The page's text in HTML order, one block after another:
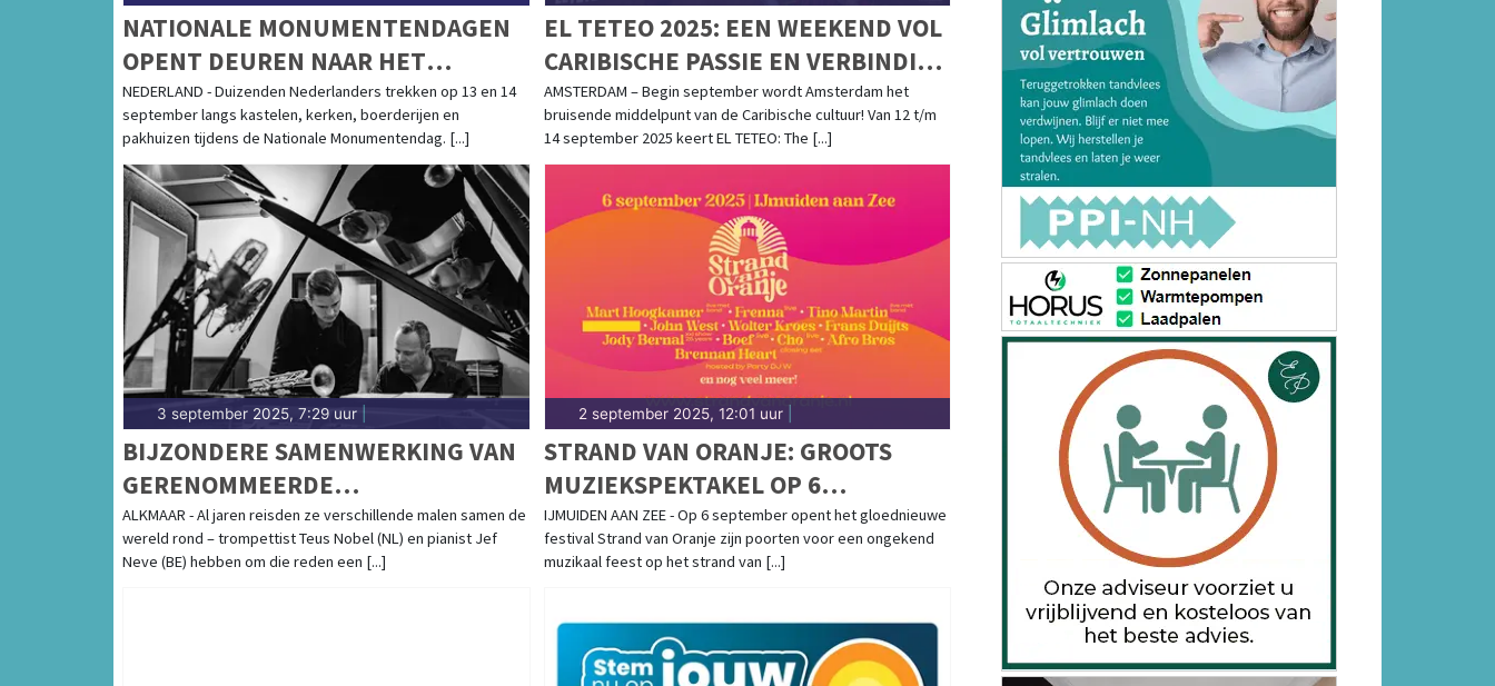
NATIONALE MONUMENTENDAGEN
OPENT DEUREN NAAR HET
VERLEDEN
NEDERLAND - Duizenden Nederlanders trekken op 13 en 14
september langs kastelen, kerken, boerderijen en
pakhuizen tijdens de Nationale Monumentendag. [...]
EL TETEO 2025: EEN WEEKEND VOL
CARIBISCHE PASSIE EN VERBINDING
IN AMSTERDAM – 12 T/M 14
SEPTEMBER
AMSTERDAM – Begin september wordt Amsterdam het
bruisende middelpunt van de Caribische cultuur! Van 12 t/m
14 september 2025 keert EL TETEO: The [...]
3 september 2025, 7:29 uur
BIJZONDERE SAMENWERKING VAN
GERENOMMEERDE
JAZZMUZIKANTEN STRIJKT NEER
IN ALKMAAR
ALKMAAR - Al jaren reisden ze verschillende malen samen de
wereld rond – trompettist Teus Nobel (NL) en pianist Jef
Neve (BE) hebben om die reden een [...]
2 september 2025, 12:01 uur|
STRAND VAN ORANJE: GROOTS
MUZIEKSPEKTAKEL OP 6
SEPTEMBER
IJMUIDEN AAN ZEE - Op 6 september opent het gloednieuwe
festival Strand van Oranje zijn poorten voor een ongekend
muzikaal feest op het strand van [...]